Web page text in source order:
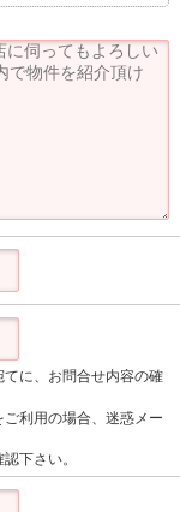
に、お問合せ内容の確
利用の場合、迷惑メー
下さい。